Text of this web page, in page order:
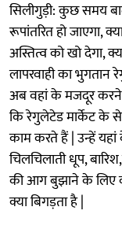
सिलीगुड़ी: कुछ समय
रूपांतरित हो जाएगा,
अस्तित्व को खो देगा,
लापरवाही का भुगतान
अब वहां के मजदूर
कि रेगुलेटेड मार्केट के
काम करते हैं | उन्हें यहां
चिलचिलाती धूप,
की आग बुझाने के लिए
क्या बिगड़ता है |